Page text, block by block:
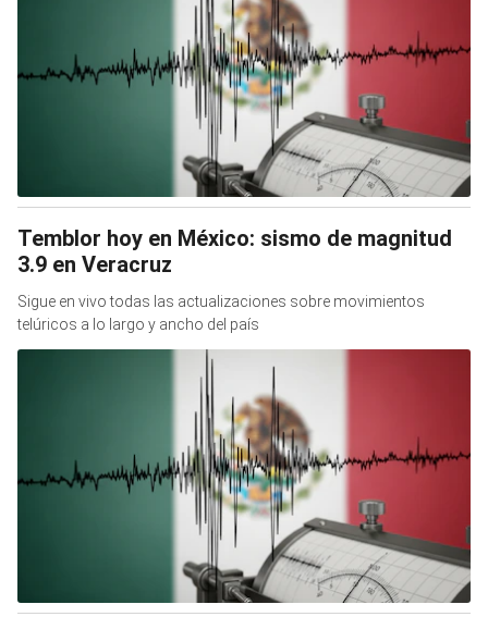
Temblor hoy en México: sismo de magnitud
3.9 en Veracruz
Sigue en vivo todas las actualizaciones sobre movimientos
telúricos a lo largo y ancho del país